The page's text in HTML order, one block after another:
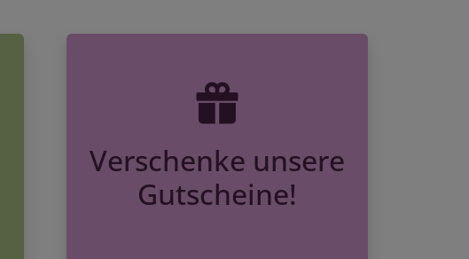
Verschenke unsere
Gutscheine!